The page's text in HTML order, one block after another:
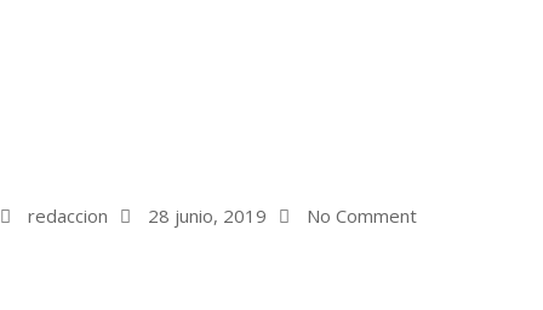
redaccion 28 junio, 2019 No Comment